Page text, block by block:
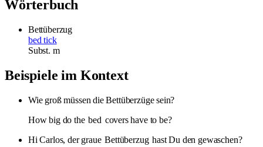
Wörterbuch
Bettüberzug
bed tick
Subst. m
Beispiele im Kontext
Wie groß müssen die Bettüberzüge sein?
How big do the bed covers have to be?
Hi Carlos, der graue Bettüberzug hast Du den gewaschen?